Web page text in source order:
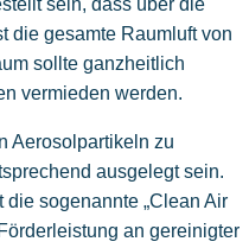
die gesamte Raumluft von
sollte ganzheitlich
vermieden werden.
Aerosolpartikeln zu
ausgelegt sein.
sogenannte „Clean Air
an gereinigter